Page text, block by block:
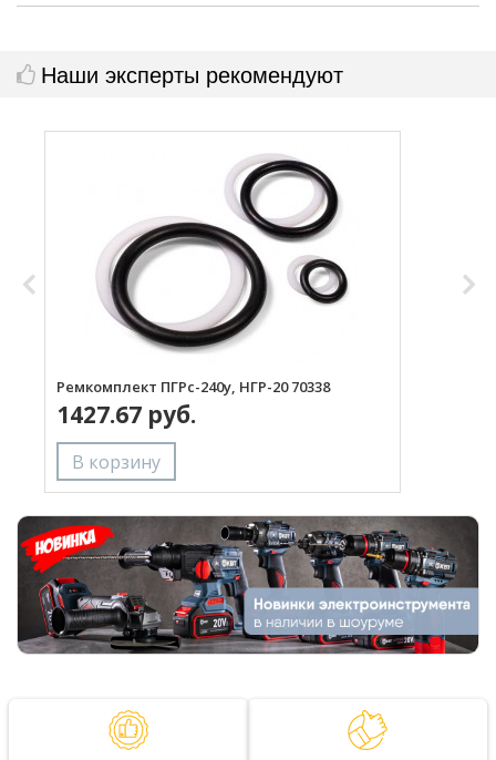
Наши эксперты рекомендуют
Ремкомплект ПГРс-240у, НГР-20 70338
1427.67 руб.